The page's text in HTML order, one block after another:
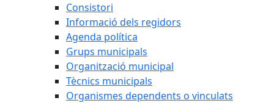
Consistori
Informació dels regidors
Agenda política
Grups municipals
Organització municipal
Tècnics municipals
Organismes dependents o vinculats